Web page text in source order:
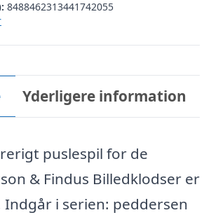
8488462313441742055
Yderligere information
puslespil for de
& Findus Billedklodser er
i serien: peddersen